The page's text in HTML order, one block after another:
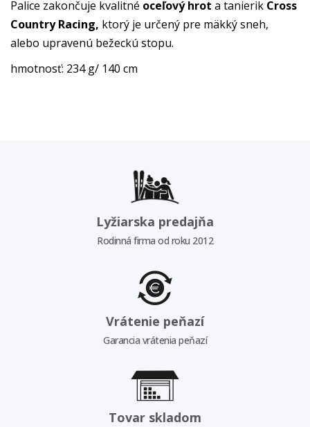
Palice zakončuje kvalitné oceľový hrot a tanierik Cross
Country Racing, ktorý je určený pre mäkký sneh,
alebo upravenú bežeckú stopu.
hmotnosť: 234 g/ 140 cm
Lyžiarska predajňa
Rodinná firma od roku 2012
Vrátenie peňazí
Garancia vrátenia peňazí
Tovar skladom